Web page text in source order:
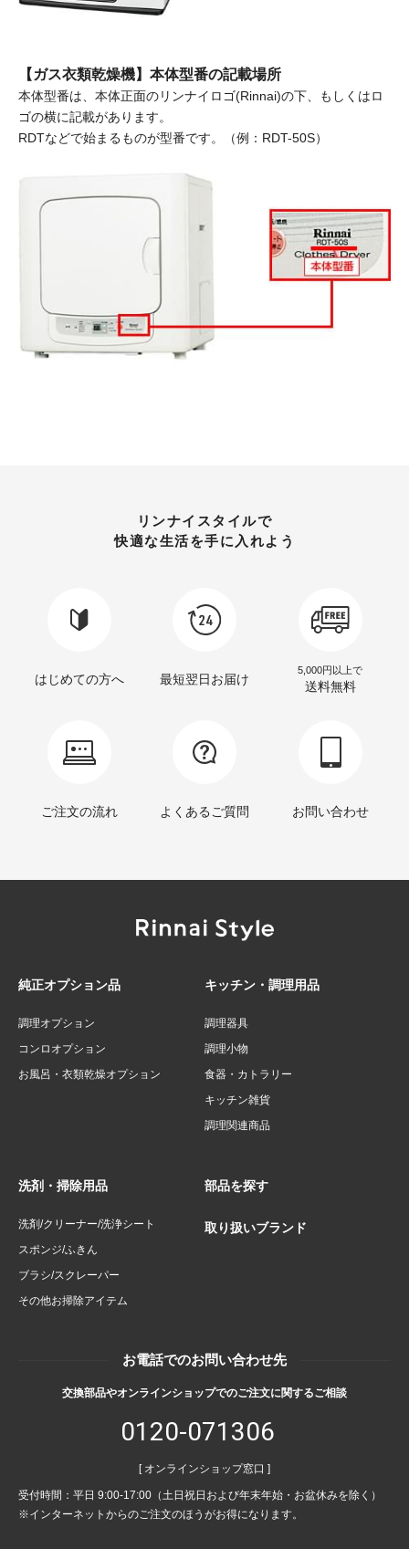
【ガス衣類乾燥機】本体型番の記載場所
本体型番は、本体正面のリンナイロゴ(Rinnai)の下、もしくはロ
ゴの横に記載があります。
RDTなどで始まるものが型番です。（例：RDT-50S）
リンナイスタイルで
快適な生活を手に入れよう
はじめての方へ 最短翌日お届け
5,000円以上で
送料無料
ご注文の流れ よくあるご質問 お問い合わせ
純正オプション品
調理オプション
コンロオプション
お風呂・衣類乾燥オプション
キッチン・調理用品
調理器具
調理小物
食器・カトラリー
キッチン雑貨
調理関連商品
洗剤・掃除用品
洗剤/クリーナー/洗浄シート
スポンジ/ふきん
ブラシ/スクレーパー
その他お掃除アイテム
部品を探す
取り扱いブランド
お電話でのお問い合わせ先
交換部品やオンラインショップでのご注文に関するご相談
0120-071306
[ オンラインショップ窓口 ]
受付時間：平日 9:00-17:00（土日祝日および年末年始・お盆休みを除く）
※インターネットからのご注文のほうがお得になります。